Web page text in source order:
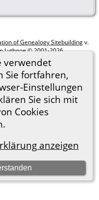
verwendet
Sie fortfahren,
Einstellungen
Sie sich mit
Cookies
anzeigen
of Genealogy Sitebuildingv.
Lythgoe © 2001-2026.
. |Datenschutzerklärung
wechseln